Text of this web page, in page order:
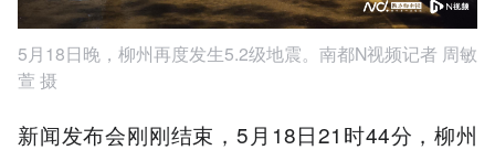
5月18日晚，柳州再度发生5.2级地震。南都N视频记者 周敏
萱 摄
新闻发布会刚刚结束，5月18日21时44分，柳州